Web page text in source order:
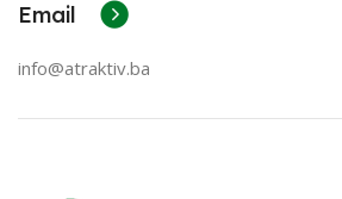
Email
info@atraktiv.ba